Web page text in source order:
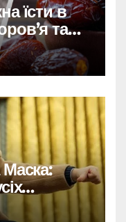
їсти в
та
Маска: